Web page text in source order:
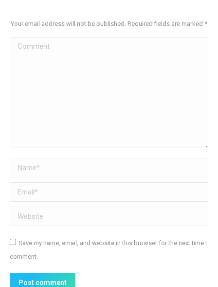
Your email address will not be published. Required fields are marked *
Comment
Name *
Email *
Website
Save my name, email, and website in this browser for the next time I
comment.
Post comment